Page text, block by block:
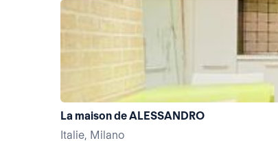
La maison de ALESSANDRO
Italie, Milano